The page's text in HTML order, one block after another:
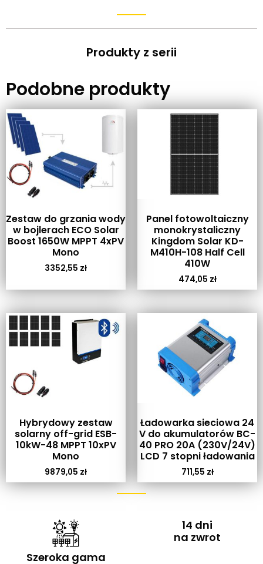
Produkty z serii
Podobne produkty
Zestaw do grzania wody
w bojlerach ECO Solar
Boost 1650W MPPT 4xPV
Mono
3352,55 zł
Panel fotowoltaiczny
monokrystaliczny
Kingdom Solar KD-
M410H-108 Half Cell
410W
474,05 zł
Hybrydowy zestaw
solarny off-grid ESB-
10kW-48 MPPT 10xPV
Mono
9879,05 zł
Ładowarka sieciowa 24
V do akumulatorów BC-
40 PRO 20A (230V/24V)
LCD 7 stopni ładowania
711,55 zł
Szeroka gama
14 dni
na zwrot